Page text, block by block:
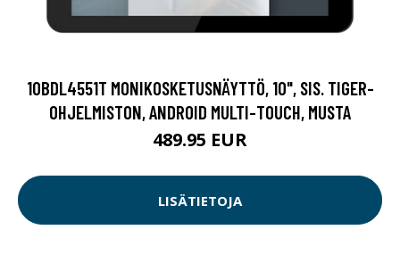
10BDL4551T MONIKOSKETUSNÄYTTÖ, 10", SIS. TIGER-
OHJELMISTON, ANDROID MULTI-TOUCH, MUSTA
489.95 EUR
LISÄTIETOJA